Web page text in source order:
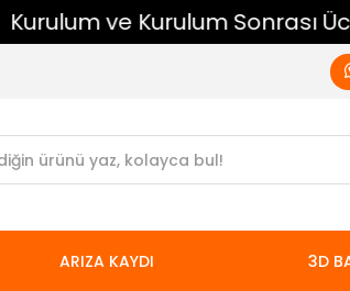
Kurulum ve Kurulum Sonrası
ARIZA KAYDI 3D